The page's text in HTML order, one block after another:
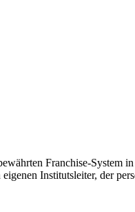
Franchise-System
Institutsleiter, der